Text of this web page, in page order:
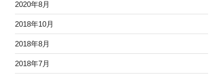
2020年8月
2018年10月
2018年8月
2018年7月